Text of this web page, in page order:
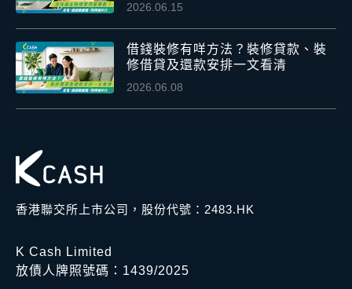
2026.06.15
借錢裝修有咩方法？裝修貸款、裝
修借貸及還款安排一文看清
2026.06.08
香港聯交所上市公司，股份代號：2483.HK
K Cash Limited
放債人牌照號碼：1439/2025